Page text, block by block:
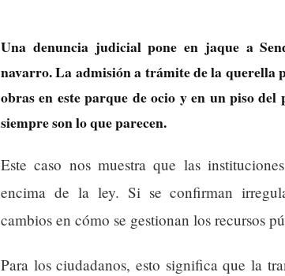
Una denuncia judicial pone en jaque a
navarro. La admisión a trámite de la querella
obras en este parque de ocio y en un piso
siempre son lo que parecen.
Este caso nos muestra que las
encima de la ley. Si se confirman
cambios en cómo se gestionan los recursos
Para los ciudadanos, esto significa que la